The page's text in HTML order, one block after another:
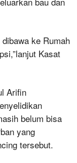
ke Rumah
Kasat
Arifin
belum bisa
yang
tersebut.